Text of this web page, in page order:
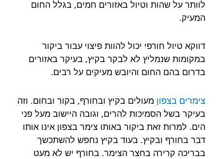
לוותר על שהות וטיול באזורים חמים, בגלל החום
המעיק.
דווקא טיול חורפי יכול להוות פיצוי עבור ביקור
במקומות שנמליץ לא לבקר בקיץ, בעיקר באזורים
בדרום בהם החום והיובש מעיקים על רבים.
צימרים בצפון מעולים בקיץ ובחורף, בקור ובחום. וזה
בעיקר בשל הסמיכות להרים, וגובה היישוב מעל פני
הים. למרות זאת ביקור באותו צימר בצפון אינו אותו
דבר בחורף ובקיץ. בעוד בקיץ נחפש להשתכשך
בבריכה קרירה בחצר הצימר. בחורף יש לא מעט